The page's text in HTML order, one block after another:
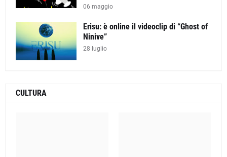
06 maggio
Erisu: è online il videoclip di “Ghost of
Ninive”
28 luglio
CULTURA